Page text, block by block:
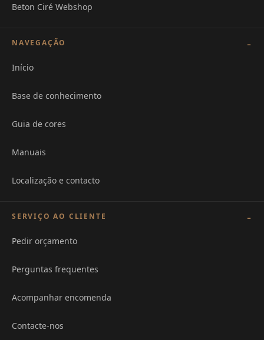
Beton Ciré Webshop
NAVEGAÇÃO
Início
Base de conhecimento
Guia de cores
Manuais
Localização e contacto
SERVIÇO AO CLIENTE
Pedir orçamento
Perguntas frequentes
Acompanhar encomenda
Contacte-nos